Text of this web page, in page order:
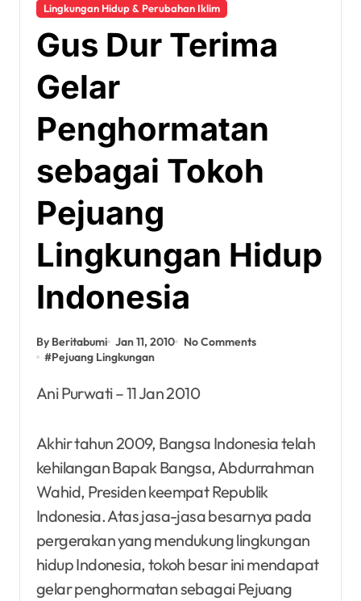
Lingkungan Hidup & Perubahan Iklim
Gus Dur Terima
Gelar
Penghormatan
sebagai Tokoh
Pejuang
Lingkungan Hidup
Indonesia
By Beritabumi Jan 11, 2010
No Comments
#Pejuang Lingkungan
Ani Purwati – 11 Jan 2010
Akhir tahun 2009, Bangsa Indonesia telah
kehilangan Bapak Bangsa, Abdurrahman
Wahid, Presiden keempat Republik
Indonesia. Atas jasa-jasa besarnya pada
pergerakan yang mendukung lingkungan
hidup Indonesia, tokoh besar ini mendapat
gelar penghormatan sebagai Pejuang